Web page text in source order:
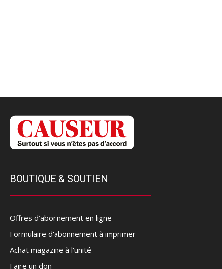
BOUTIQUE & SOUTIEN
Offres d’abonnement en ligne
Formulaire d'abonnement à imprimer
Achat magazine à l'unité
Faire un don